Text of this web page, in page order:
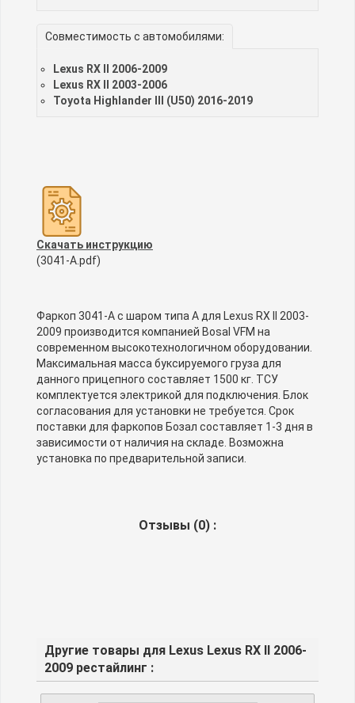
Совместимость с автомобилями:
Lexus RX II 2006-2009
Lexus RX II 2003-2006
Toyota Highlander III (U50) 2016-2019
Скачать инструкцию
(3041-A.pdf)
Фаркоп 3041-A с шаром типа A для Lexus RX II 2003-
2009 производится компанией Bosal VFM на
современном высокотехнологичном оборудовании.
Максимальная масса буксируемого груза для
данного прицепного составляет 1500 кг. ТСУ
комплектуется электрикой для подключения. Блок
согласования для установки не требуется. Срок
поставки для фаркопов Бозал составляет 1-3 дня в
зависимости от наличия на складе. Возможна
установка по предварительной записи.
Отзывы (0) :
Другие товары для Lexus Lexus RX II 2006-
2009 рестайлинг :